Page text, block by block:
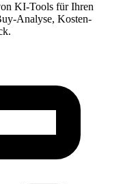
KI-Tools für Ihren
Analyse, Kosten-